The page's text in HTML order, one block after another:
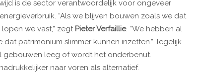
is de sector verantwoordelijk voor ongeveer
“Als we blijven bouwen zoals we dat
we vast,” zegt Pieter Verfaillie. “We hebben al
patrimonium slimmer kunnen inzetten.” Tegelijk
gebouwen leeg of wordt het onderbenut.
naar voren als alternatief.